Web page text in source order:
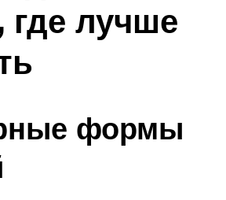
где лучше
формы